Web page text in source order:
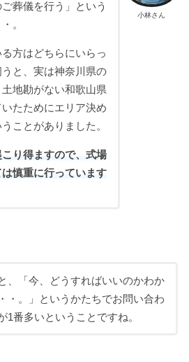
小林さん
葬儀を行う」という
。
る方はどちらにいらっ
と、実は神奈川県の
地勘がない和歌山県
たためにエリア決め
ことがありました。
り得ますので、式場
慎重に行っています
、「今、どうすればいいのかわか
・。」というかたちでお問い合わ
1番多いということですね。